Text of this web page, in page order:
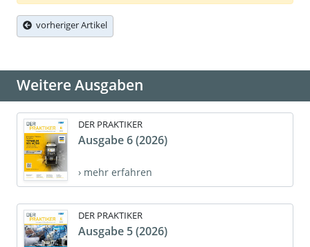
vorheriger Artikel
Weitere Ausgaben
DER PRAKTIKER
Ausgabe 6 (2026)
› mehr erfahren
DER PRAKTIKER
Ausgabe 5 (2026)